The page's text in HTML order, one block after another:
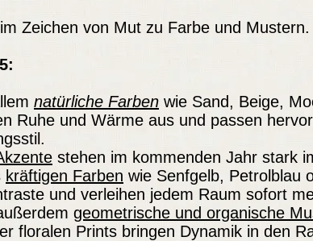
Zeichen von Mut zu Farbe und Mustern.
natürliche Farben wie Sand, Beige,
Ruhe und Wärme aus und passen
stehen im kommenden Jahr stark
kräftigen Farben wie Senfgelb, Petrolblau
und verleihen jedem Raum sofort
geometrische und organische
floralen Prints bringen Dynamik in den